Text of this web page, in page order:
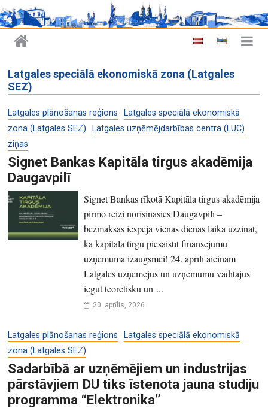
Latgales speciālā ekonomiskā zona (Latgales
SEZ)
Latgales plānošanas reģions
Latgales speciālā ekonomiskā
zona (Latgales SEZ)
Latgales uzņēmējdarbības centra (LUC)
ziņas
Signet Bankas Kapitāla tirgus akadēmija
Daugavpilī
Signet Bankas rīkotā Kapitāla tirgus akadēmija
pirmo reizi norisināsies Daugavpilī –
bezmaksas iespēja vienas dienas laikā uzzināt,
kā kapitāla tirgū piesaistīt finansējumu
uzņēmuma izaugsmei! 24. aprīlī aicinām
Latgales uzņēmējus un uzņēmumu vadītājus
iegūt teorētisku un ...
20. aprīlis, 2026
Latgales plānošanas reģions
Latgales speciālā ekonomiskā
zona (Latgales SEZ)
Sadarbībā ar uzņēmējiem un industrijas
pārstāvjiem DU tiks īstenota jauna studiju
programma “Elektronika”